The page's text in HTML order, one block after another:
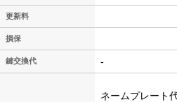
更新料
損保
鍵交換代 -
ネームプレート